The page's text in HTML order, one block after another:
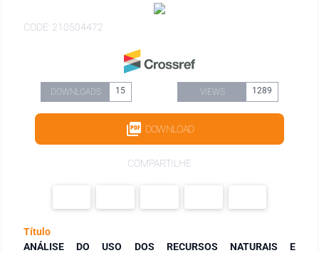
CODE: 210504472
DOWNLOADS 15 VIEWS 1289
DOWNLOAD
COMPARTILHE
Título
ANÁLISE DO USO DOS RECURSOS NATURAIS E